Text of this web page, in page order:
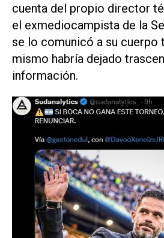
cuenta del propio director
el exmediocampista de la
se lo comunicó a su cuerpo
mismo habría dejado
información.